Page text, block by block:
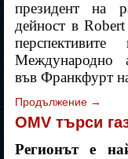
президент на
дейност в
Международно
във Франкфурт
Продължение →
OMV търси
Регионът е